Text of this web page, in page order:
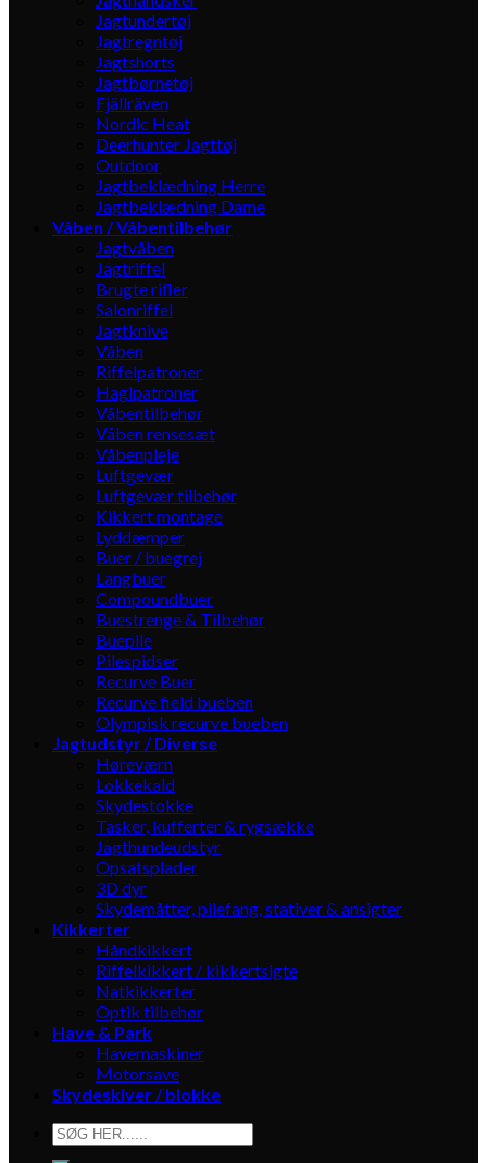
Jagtundertøj
Jagtregntøj
Jagtshorts
Jagtbørnetøj
Fjällräven
Nordic Heat
Deerhunter Jagttøj
Outdoor
Jagtbeklædning Herre
Jagtbeklædning Dame
Våben / Våbentilbehør
Jagtvåben
Jagtriffel
Brugte rifler
Salonriffel
Jagtknive
Våben
Riffelpatroner
Haglpatroner
Våbentilbehør
Våben rensesæt
Våbenpleje
Luftgevær
Luftgevær tilbehør
Kikkert montage
Lyddæmper
Buer / buegrej
Langbuer
Compoundbuer
Buestrenge & Tilbehør
Buepile
Pilespidser
Recurve Buer
Recurve field bueben
Olympisk recurve bueben
Jagtudstyr / Diverse
Høreværn
Lokkekald
Skydestokke
Tasker, kufferter & rygsække
Jagthundeudstyr
Opsatsplader
3D dyr
Skydemåtter, pilefang, stativer & ansigter
Kikkerter
Håndkikkert
Riffelkikkert / kikkertsigte
Natkikkerter
Optik tilbehør
Have & Park
Havemaskiner
Motorsave
Skydeskiver / blokke
Søg
efter: